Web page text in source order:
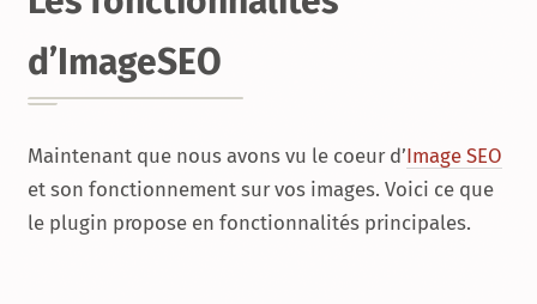
d’ImageSEO
Maintenant que nous avons vu le coeur d’Image SEO
et son fonctionnement sur vos images. Voici ce que
le plugin propose en fonctionnalités principales.